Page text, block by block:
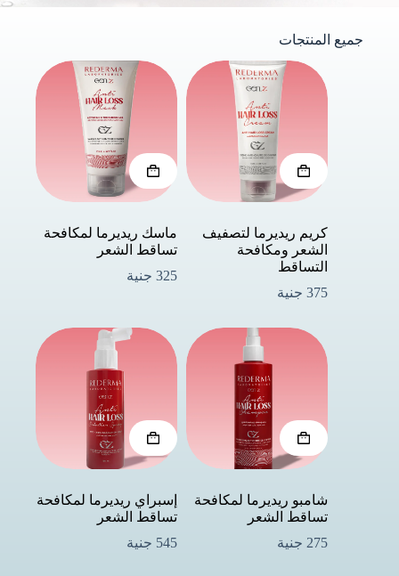
جميع المنتجات
كريم ريديرما لتصفيف
الشعر ومكافحة
التساقط
375 جنية
ماسك ريديرما لمكافحة
تساقط الشعر
325 جنية
شامبو ريديرما لمكافحة
تساقط الشعر
275 جنية
إسبراي ريديرما لمكافحة
تساقط الشعر
545 جنية